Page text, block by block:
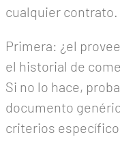
cualquier contrato.
Primera: ¿el
el historial de
Si no lo hace,
documento
criterios